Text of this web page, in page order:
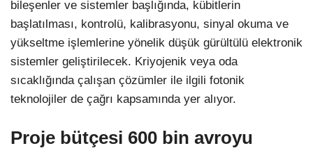
bileşenler ve sistemler başlığında, kübitlerin
başlatılması, kontrolü, kalibrasyonu, sinyal okuma ve
yükseltme işlemlerine yönelik düşük gürültülü elektronik
sistemler geliştirilecek. Kriyojenik veya oda
sıcaklığında çalışan çözümler ile ilgili fotonik
teknolojiler de çağrı kapsamında yer alıyor.
Proje bütçesi 600 bin avroyu